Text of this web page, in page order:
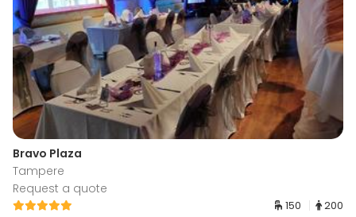
Bravo Plaza
Tampere
Request a quote
150 200